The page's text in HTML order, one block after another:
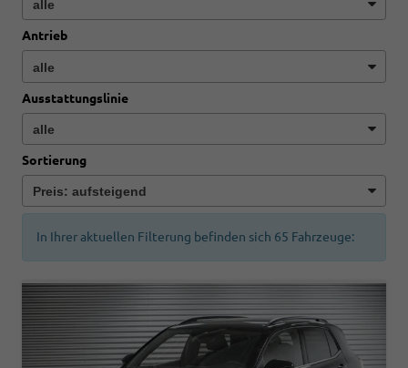
Antrieb
Ausstattungslinie
Sortierung
In Ihrer aktuellen Filterung befinden sich 65 Fahrzeuge: